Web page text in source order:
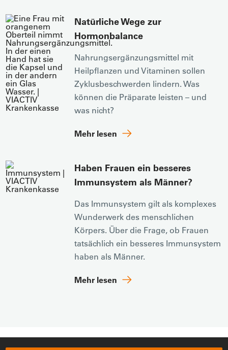
Natürliche Wege zur
Hormonbalance
Nahrungsergänzungsmittel mit
Heilpflanzen und Vitaminen sollen
Zyklusbeschwerden lindern. Was
können die Präparate leisten – und
was nicht?
Mehr lesen
Haben Frauen ein besseres
Immunsystem als Männer?
Das Immunsystem gilt als komplexes
Wunderwerk des menschlichen
Körpers. Über die Frage, ob Frauen
tatsächlich ein besseres Immunsystem
haben als Männer.
Mehr lesen